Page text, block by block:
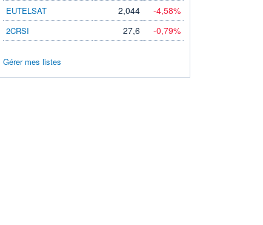
EUTELSAT 2,044 -4,58%
2CRSI 27,6 -0,79%
Gérer mes listes